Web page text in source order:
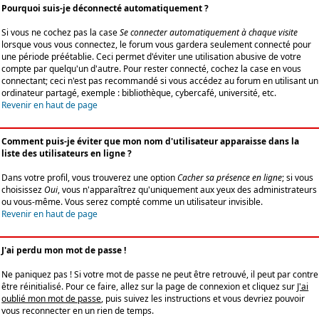
Pourquoi suis-je déconnecté automatiquement ?
Si vous ne cochez pas la caseSe connecter automatiquement à chaque visite
lorsque vous vous connectez, le forum vous gardera seulement connecté pour
une période préétablie. Ceci permet d'éviter une utilisation abusive de votre
compte par quelqu'un d'autre. Pour rester connecté, cochez la case en vous
connectant; ceci n'est pas recommandé si vous accédez au forum en utilisant un
ordinateur partagé, exemple : bibliothèque, cybercafé, université, etc.
Revenir en haut de page
Comment puis-je éviter que mon nom d'utilisateur apparaisse dans la
liste des utilisateurs en ligne ?
Dans votre profil, vous trouverez une optionCacher sa présence en ligne; si vous
choisissezOui, vous n'apparaîtrez qu'uniquement aux yeux des administrateurs
ou vous-même. Vous serez compté comme un utilisateur invisible.
Revenir en haut de page
J'ai perdu mon mot de passe !
Ne paniquez pas ! Si votre mot de passe ne peut être retrouvé, il peut par contre
être réinitialisé. Pour ce faire, allez sur la page de connexion et cliquez sur J'ai
oublié mon mot de passe, puis suivez les instructions et vous devriez pouvoir
vous reconnecter en un rien de temps.